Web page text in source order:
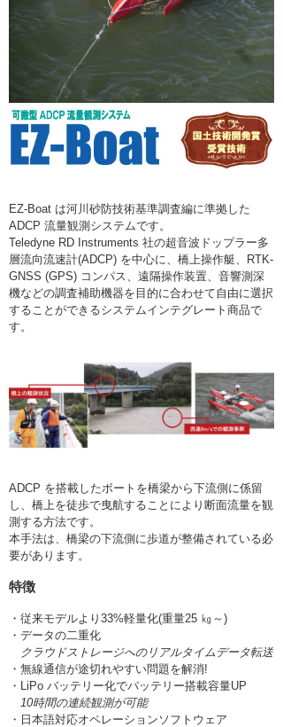
ROVオプション
AUV
ASV/USV
プロファイリングフロート・水中グライダ
ー
設置/係留系アクセサリ
ハイドロフォン
ダイバーナビゲーション
取扱いメーカー
プライバシーポリシー
EZ-Boat は河川砂防技術基準調査編に準拠した
ADCP 流量観測システムです。
Teledyne RD Instruments 社の超音波ドップラー多
層流向流速計(ADCP) を中心に、橋上操作艇、RTK-
GNSS (GPS) コンパス、遠隔操作装置、音響測深
機などの調査補助機器を目的に合わせて自由に選択
することができるシステムインテグレート商品で
す。
ADCP を搭載したボートを橋梁から下流側に係留
し、橋上を徒歩で曳航することにより断面流量を観
測する方法です。
本手法は、橋梁の下流側に歩道が整備されている必
要があります。
特徴
・従来モデルより33%軽量化(重量25 ㎏～)
・データの二重化
クラウドストレージへのリアルタイムデータ転送
・無線通信が途切れやすい問題を解消!
・LiPo バッテリー化でバッテリー搭載容量UP
10時間の連続観測が可能
・日本語対応オペレーションソフトウェア